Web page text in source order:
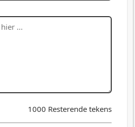
1000 Resterende tekens